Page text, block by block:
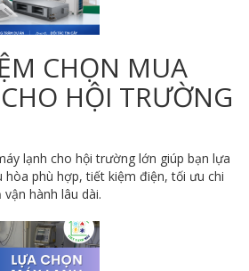
CHỌN MUA
HỘI TRƯỜNG
lạnh cho hội trường lớn giúp bạn lựa
hòa phù hợp, tiết kiệm điện, tối ưu chi
hành lâu dài.